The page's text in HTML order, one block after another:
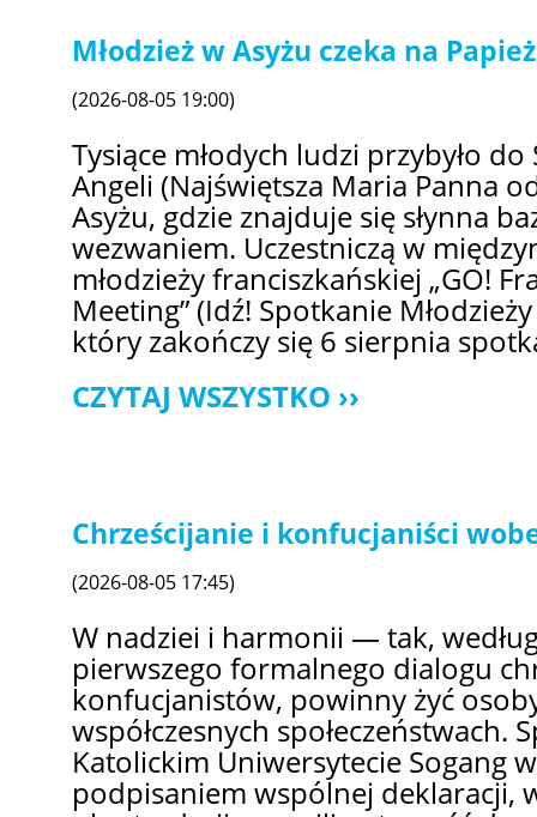
Młodzież w Asyżu czeka na
(2026-08-05 19:00)
Tysiące młodych ludzi przybyło
Angeli (Najświętsza Maria Panna
Asyżu, gdzie znajduje się słynna
wezwaniem. Uczestniczą w
młodzieży franciszkańskiej „GO!
Meeting” (Idź! Spotkanie
który zakończy się 6 sierpnia
CZYTAJ WSZYSTKO
Chrześcijanie i konfucjaniści
(2026-08-05 17:45)
W nadziei i harmonii — tak,
pierwszego formalnego dialogu
konfucjanistów, powinny żyć
współczesnych społeczeństwach.
Katolickim Uniwersytecie Sogang
podpisaniem wspólnej deklaracji,